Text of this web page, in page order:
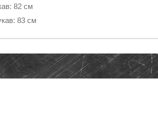
82 см
83 см